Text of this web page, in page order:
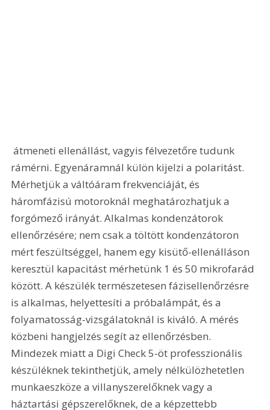
átmeneti ellenállást, vagyis félvezetőre tudunk
rámérni. Egyenáramnál külön kijelzi a polaritást.
Mérhetjük a váltóáram frekvenciáját, és
háromfázisú motoroknál meghatározhatjuk a
forgómező irányát. Alkalmas kondenzátorok
ellenőrzésére; nem csak a töltött kondenzátoron
mért feszültséggel, hanem egy kisütő-ellenálláson
keresztül kapacitást mérhetünk 1 és 50 mikrofarád
között. A készülék természetesen fázisellenőrzésre
is alkalmas, helyettesíti a próbalámpát, és a
folyamatosság-vizsgálatoknál is kiváló. A mérés
közbeni hangjelzés segít az ellenőrzésben.
Mindezek miatt a Digi Check 5-öt professzionális
készüléknek tekinthetjük, amely nélkülözhetetlen
munkaeszköze a villanyszerelőknek vagy a
háztartási gépszerelőknek, de a képzettebb